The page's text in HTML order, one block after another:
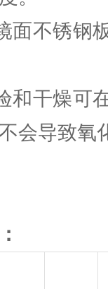
面不锈钢
和干燥可
会导致氧